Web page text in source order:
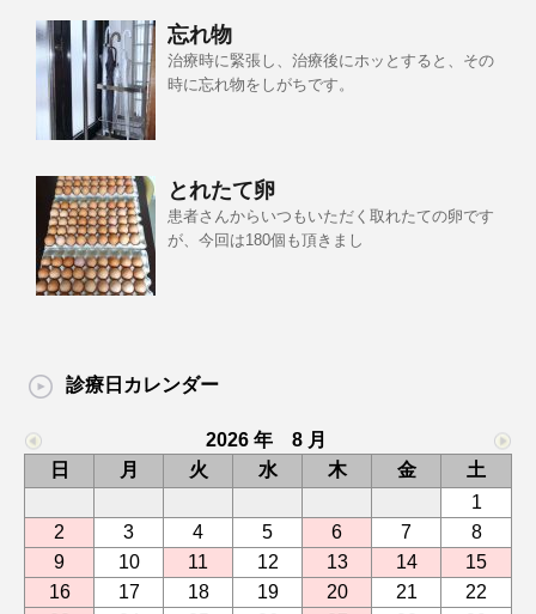
忘れ物
治療時に緊張し、治療後にホッとすると、その
時に忘れ物をしがちです。
とれたて卵
患者さんからいつもいただく取れたての卵です
が、今回は180個も頂きまし
診療日カレンダー
2026 年 8 月
日
月 火 水 木 金
土
1
2
3 4 5 6 7
8
9
10 11 12 13 14
15
16
17 18 19 20 21
22